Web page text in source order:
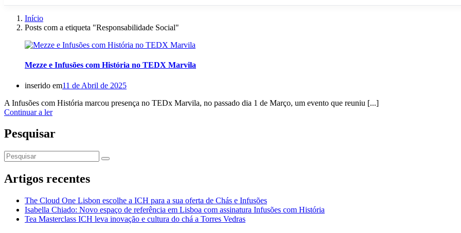
Início
Posts com a etiqueta "Responsabilidade Social"
Mezze e Infusões com História no TEDX Marvila
inserido em11 de Abril de 2025
A Infusões com História marcou presença no TEDx Marvila, no passado dia 1 de Março, um evento que reuniu [...]
Continuar a ler
Pesquisar
Artigos recentes
The Cloud One Lisbon escolhe a ICH para a sua oferta de Chás e Infusões
Isabella Chiado: Novo espaço de referência em Lisboa com assinatura Infusões com História
Tea Masterclass ICH leva inovação e cultura do chá a Torres Vedras